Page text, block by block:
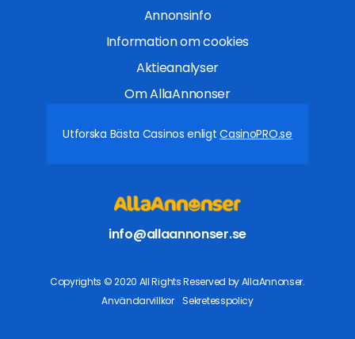
Annonsinfo
Information om cookies
Aktieanalyser
Om AllaAnnonser
Utforska Bästa Casinos enligtCasinoPRO.se
info@allaannonser.se
Copyrights © 2020 All Rights Reserved by AllaAnnonser.
Användarvillkor
Sekretesspolicy